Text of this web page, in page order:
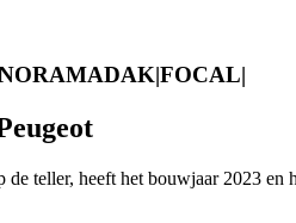
de teller, heeft het bouwjaar 2023